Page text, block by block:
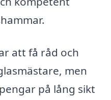
att få råd och
men
på lång sikt